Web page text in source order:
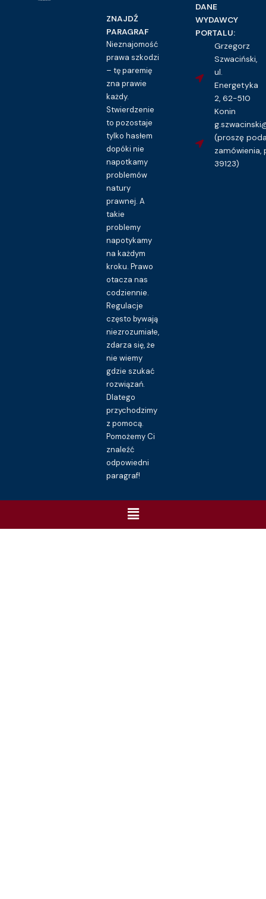
ZNAJDŹ
PARAGRAF
Nieznajomość
prawa szkodzi
– tę paremię
zna prawie
każdy.
Stwierdzenie
to pozostaje
tylko hasłem
dopóki nie
napotkamy
problemów
natury
prawnej. A
takie
problemy
napotykamy
na każdym
kroku. Prawo
otacza nas
codziennie.
Regulacje
często bywają
niezrozumiałe,
zdarza się, że
nie wiemy
gdzie szukać
rozwiązań.
Dlatego
przychodzimy
z pomocą.
Pomożemy Ci
znaleźć
odpowiedni
paragraf!
DANE
WYDAWCY
PORTALU:
Grzegorz
Szwaciński,
ul.
Energetyka
2, 62-510
Konin
(proszę
zamówienia,
39123)
Menu